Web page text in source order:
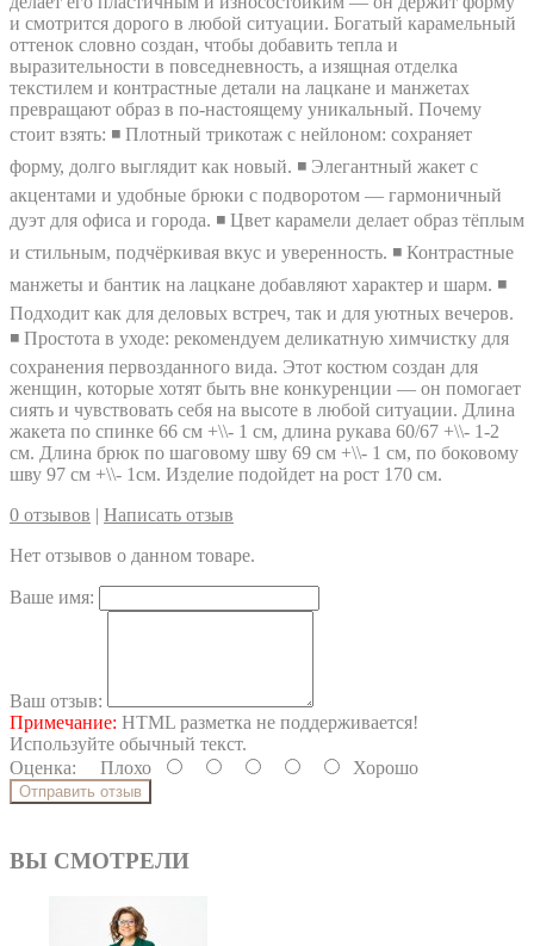
и смотрится дорого в любой ситуации. Богатый карамельный
оттенок словно создан, чтобы добавить тепла и
выразительности в повседневность, а изящная отделка
текстилем и контрастные детали на лацкане и манжетах
превращают образ в по-настоящему уникальный. Почему
стоит взять: ◾ Плотный трикотаж с нейлоном: сохраняет
форму, долго выглядит как новый. ◾ Элегантный жакет с
акцентами и удобные брюки с подворотом — гармоничный
дуэт для офиса и города. ◾ Цвет карамели делает образ тёплым
и стильным, подчёркивая вкус и уверенность. ◾ Контрастные
манжеты и бантик на лацкане добавляют характер и шарм. ◾
Подходит как для деловых встреч, так и для уютных вечеров.
◾ Простота в уходе: рекомендуем деликатную химчистку для
сохранения первозданного вида. Этот костюм создан для
женщин, которые хотят быть вне конкуренции — он помогает
сиять и чувствовать себя на высоте в любой ситуации. Длина
жакета по спинке 66 см +\\- 1 см, длина рукава 60/67 +\\- 1-2
см. Длина брюк по шаговому шву 69 см +\\- 1 см, по боковому
шву 97 см +\\- 1см. Изделие подойдет на рост 170 см.
0 отзывов | Написать отзыв
Нет отзывов о данном товаре.
Ваше имя:
Ваш отзыв:
Примечание: HTML разметка не поддерживается!
Используйте обычный текст.
Оценка: Плохо Хорошо
Отправить отзыв
ВЫ СМОТРЕЛИ